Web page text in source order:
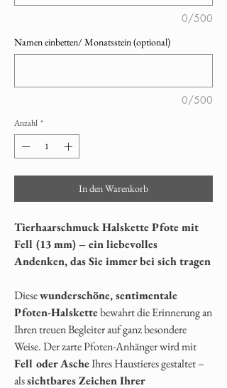
0/500
Namen einbetten/ Monatsstein (optional)
0/500
Anzahl *
In den Warenkorb
Tierhaarschmuck Halskette Pfote mit
Fell (13 mm) – ein liebevolles
Andenken, das Sie immer bei sich tragen
Diesewunderschöne, sentimentale
Pfoten-Halskettebewahrt die Erinnerung an
Ihren treuen Begleiter auf ganz besondere
Weise. Der zarte Pfoten-Anhänger wird mit
Fell oder AscheIhres Haustieres gestaltet –
alssichtbares Zeichen Ihrer